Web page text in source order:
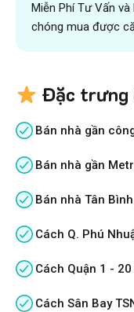
Miễn Phí Tư Vấn
chóng mua được
Đặc trưng
Bán nhà gần
Bán nhà gần
Bán nhà Tân
Cách Q. Phú
Cách Quận 1 -
Cách Sân Bay